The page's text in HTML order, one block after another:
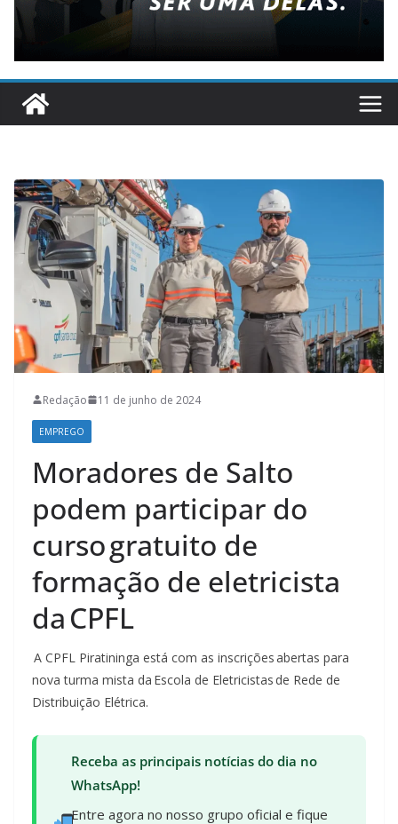
Redação 11 de junho de 2024
EMPREGO
Moradores de Salto
podem participar do
curso gratuito de
formação de eletricista
da CPFL
A CPFL Piratininga está com as inscrições abertas para
nova turma mista da Escola de Eletricistas de Rede de
Distribuição Elétrica.
Receba as principais notícias do dia no
WhatsApp!
Entre agora no nosso grupo oficial e fique